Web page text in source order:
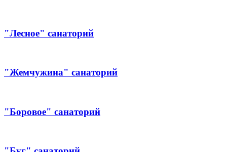
"Лесное" санаторий
"Жемчужина" санаторий
"Боровое" санаторий